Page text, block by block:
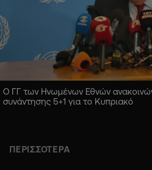
Ο ΓΓ των Ηνωμένων Εθνών
συνάντησης 5+1 για το Κυπριακό
ΠΕΡΙΣΣΟΤΕΡΑ